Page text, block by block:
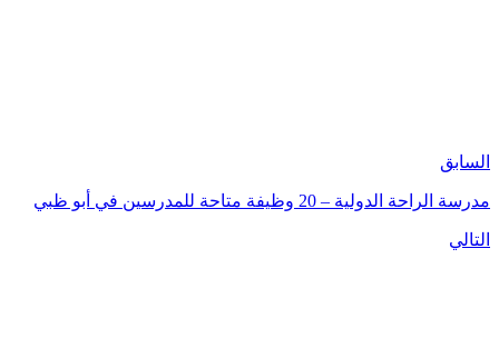
السابق
مدرسة الراحة الدولية – 20 وظيفة متاحة للمدرسين في أبو ظبي
التالي